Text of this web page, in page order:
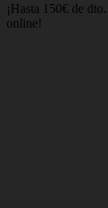
¡Hasta 150€ de
online!